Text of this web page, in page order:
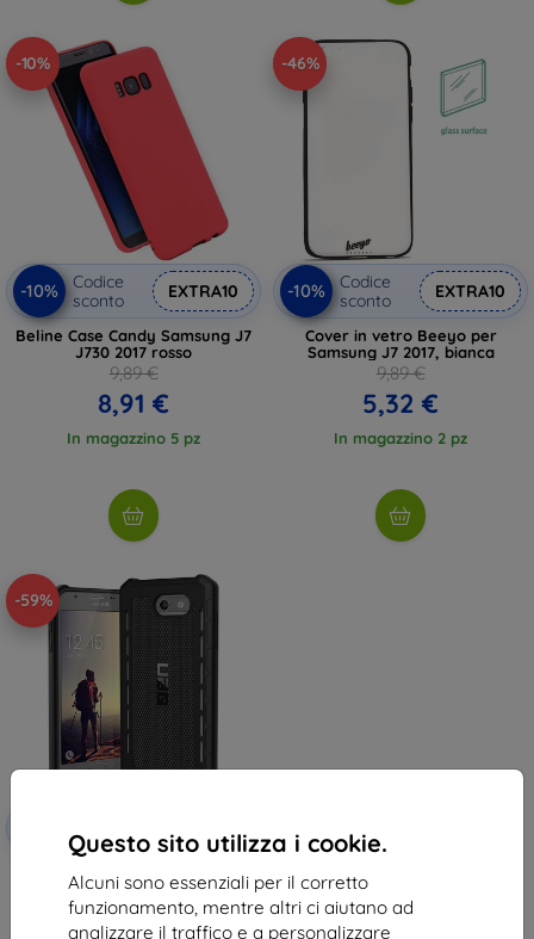
Questo sito utilizza i cookie.
Alcuni sono essenziali per il corretto
funzionamento, mentre altri ci aiutano ad
analizzare il traffico e a personalizzare
-10%
-10%
Codice
sconto
EXTRA10
Beline Case Candy Samsung J7
J730 2017 rosso
9,89 €
8,91 €
In magazzino 5 pz
-46%
-10%
Codice
sconto
EXTRA10
Cover in vetro Beeyo per
Samsung J7 2017, bianca
9,89 €
5,32 €
In magazzino 2 pz
-59%
sconto
Custodia UAG outback, nera -
Samsung Galaxy J7 (2017)
(GLXJ7-17-O-BK)
41,89 €